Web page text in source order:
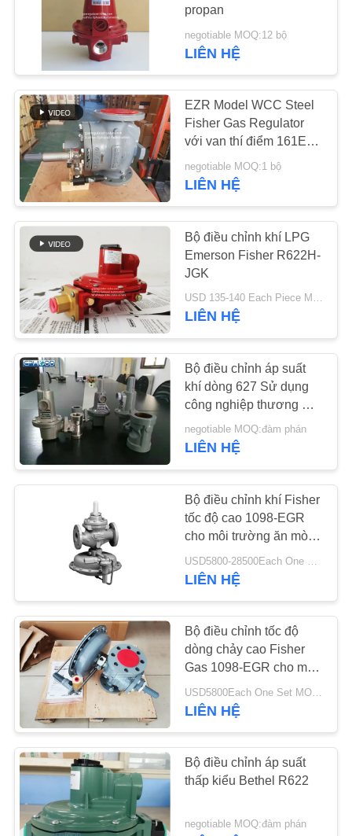
VỚI
CHÚNG
TÔI
TIN
TỨC
YÊU
ĐẶT
GIÁ
SƠ
ĐỒ
TRANG
WEB
propan
negotiable MOQ:12 bộ
LIÊN HỆ
EZR Model WCC Steel
Fisher Gas Regulator
với van thí điểm 161EB
Tốc độ dòng chảy cao
negotiable MOQ:1 bộ
LIÊN HỆ
Bộ điều chỉnh khí LPG
Emerson Fisher R622H-
JGK
USD 135-140 Each Piece MOQ:10 BỘ
LIÊN HỆ
Bộ điều chỉnh áp suất
khí dòng 627 Sử dụng
công nghiệp thương mại
Công suất cao
negotiable MOQ:đàm phán
LIÊN HỆ
Bộ điều chỉnh khí Fisher
tốc độ cao 1098-EGR
cho môi trường ăn mòn
Dịch vụ oxy
LIÊN HỆ
Bộ điều chỉnh tốc độ
dòng chảy cao Fisher
Gas 1098-EGR cho môi
trường ăn mòn Dịch vụ
oxy
USD5800Each One Set MOQ:2 bộ
LIÊN HỆ
Bộ điều chỉnh áp suất
thấp kiểu Bethel R622
negotiable MOQ:đàm phán